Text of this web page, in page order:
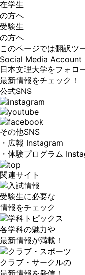
在学生
の方へ
受験生
の方へ
このページでは翻訳ツ
Social Media Account
日本文理大学をフォロ
最新情報をチェック！
公式SNS
その他SNS
・広報 Instagram
・体験プログラム
関連サイト
受験生に必要な
情報をチェック
各学科の魅力や
最新情報が満載！
クラブ・サークルの
最新情報を発信！